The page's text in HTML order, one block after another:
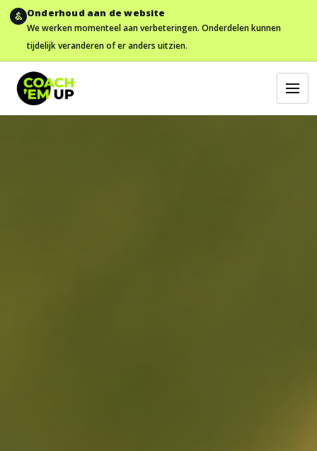
Onderhoud aan de website
We werken momenteel aan verbeteringen. Onderdelen kunnen
tijdelijk veranderen of er anders uitzien.